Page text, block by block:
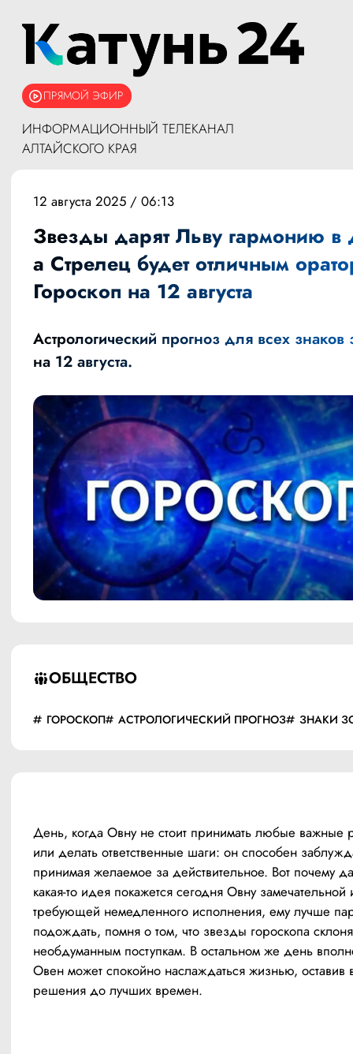
ПРЯМОЙ ЭФИР
ИНФОРМАЦИОННЫЙ ТЕЛЕКАНАЛ
АЛТАЙСКОГО КРАЯ
ОБЩЕСТВО
ГОРОСКОП АСТРОЛОГИЧЕСКИЙ ПРОГНОЗ ЗНАКИ
12 августа 2025 / 06:13
Звезды дарят Льву гармонию в
а Стрелец будет отличным
Гороскоп на 12 августа
Астрологический прогноз для всех знаков
на 12 августа.
День, когда Овну не стоит принимать любые важные
или делать ответственные шаги: он способен
принимая желаемое за действительное. Вот почему
какая-то идея покажется сегодня Овну замечательной
требующей немедленного исполнения, ему лучше
подождать, помня о том, что звезды гороскопа
необдуманным поступкам. В остальном же день
Овен может спокойно наслаждаться жизнью, оставив
решения до лучших времен.